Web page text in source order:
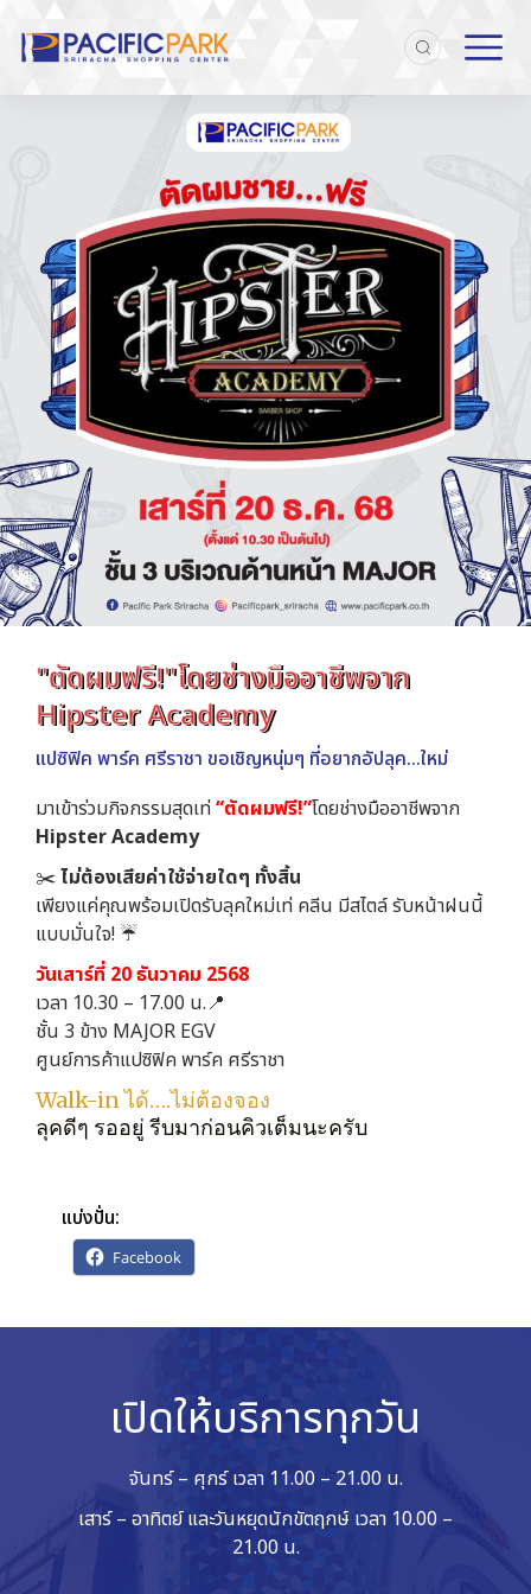
"ตัดผมฟรี!"โดยช่างมืออาชีพจาก
Hipster Academy
แปซิฟิค พาร์ค ศรีราชา ขอเชิญหนุ่มๆ ที่อยากอัปลุค...ใหม่
มาเข้าร่วมกิจกรรมสุดเท่“ตัดผมฟรี!”โดยช่างมืออาชีพจาก
Hipster Academy
✂️ไม่ต้องเสียค่าใช้จ่ายใดๆ ทั้งสิ้น
เพียงแค่คุณพร้อมเปิดรับลุคใหม่เท่ คลีน มีสไตล์ รับหน้าฝนนี้
แบบมั่นใจ! ☔
วันเสาร์ที่ 20 ธันวาคม 2568
เวลา 10.30 – 17.00 น.📍
ชั้น 3 ข้าง MAJOR EGV
ศูนย์การค้าแปซิฟิค พาร์ค ศรีราชา
Walk-in ได้….ไม่ต้องจอง
ลุคดีๆ รออยู่ รีบมาก่อนคิวเต็มนะครับ
แบ่งปั่น:
Facebook
เปิดให้บริการทุกวัน
จันทร์ – ศุกร์ เวลา 11.00 – 21.00 น.
เสาร์ – อาทิตย์ และวันหยุดนักขัตฤกษ์ เวลา 10.00 –
21.00 น.